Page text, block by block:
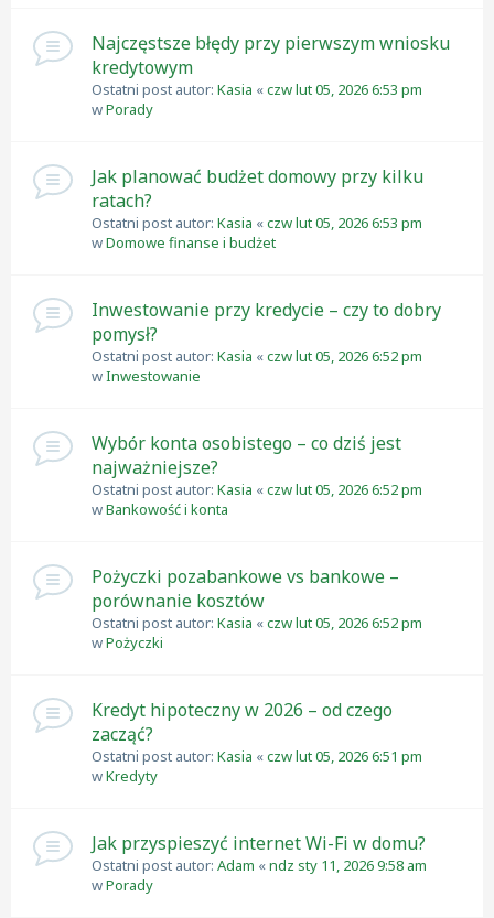
Najczęstsze błędy przy pierwszym wniosku
kredytowym
Ostatni post autor: Kasia «czw lut 05, 2026 6:53 pm
wPorady
Jak planować budżet domowy przy kilku
ratach?
Ostatni post autor: Kasia «czw lut 05, 2026 6:53 pm
wDomowe finanse i budżet
Inwestowanie przy kredycie – czy to dobry
pomysł?
Ostatni post autor: Kasia «czw lut 05, 2026 6:52 pm
wInwestowanie
Wybór konta osobistego – co dziś jest
najważniejsze?
Ostatni post autor: Kasia «czw lut 05, 2026 6:52 pm
wBankowość i konta
Pożyczki pozabankowe vs bankowe –
porównanie kosztów
Ostatni post autor: Kasia «czw lut 05, 2026 6:52 pm
wPożyczki
Kredyt hipoteczny w 2026 – od czego
zacząć?
Ostatni post autor: Kasia «czw lut 05, 2026 6:51 pm
wKredyty
Jak przyspieszyć internet Wi-Fi w domu?
Ostatni post autor: Adam «ndz sty 11, 2026 9:58 am
wPorady